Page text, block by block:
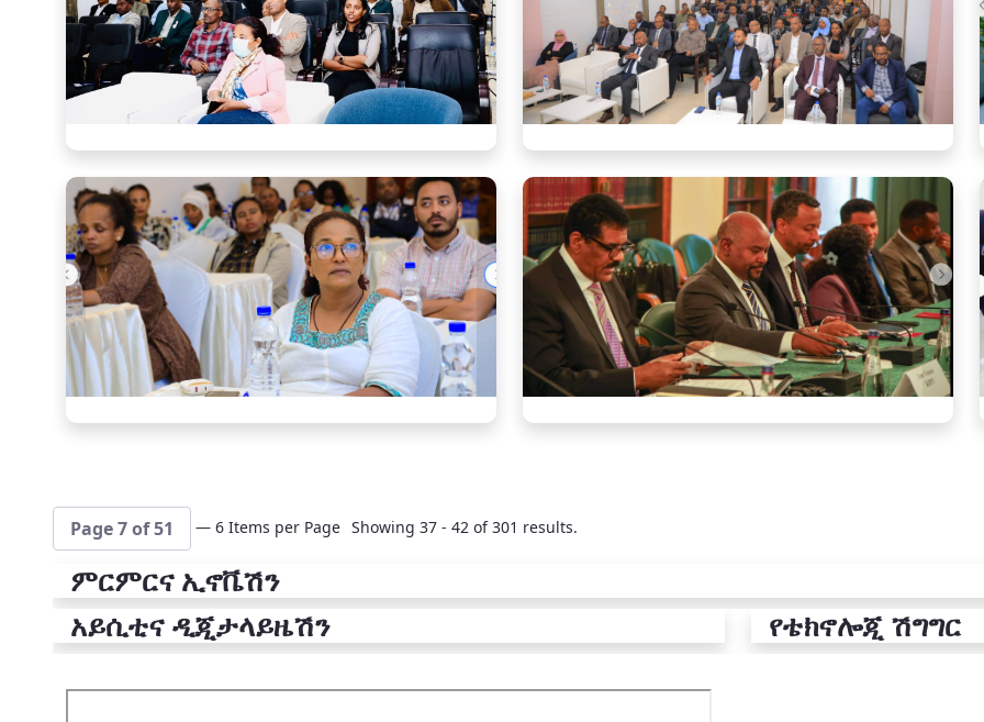
Page 7 of 51 — 6 Items per Page Showing 37 - 42 of 301 results.
ምርምርና ኢኖቬሽን
አይሲቲና ዲጂታላይዜሽን
የቴክኖሎጂ ሽግግር